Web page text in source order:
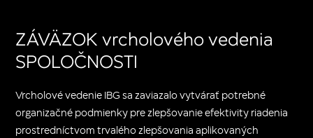
ZÁVÄZOK vrcholového vedenia
SPOLOČNOSTI
Vrcholové vedenie IBG sa zaviazalo vytvárať potrebné
organizačné podmienky pre zlepšovanie efektivity riadenia
prostredníctvom trvalého zlepšovania aplikovaných